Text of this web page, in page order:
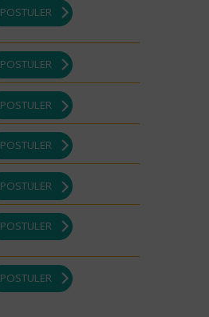
POSTULER
POSTULER
POSTULER
POSTULER
POSTULER
POSTULER
POSTULER